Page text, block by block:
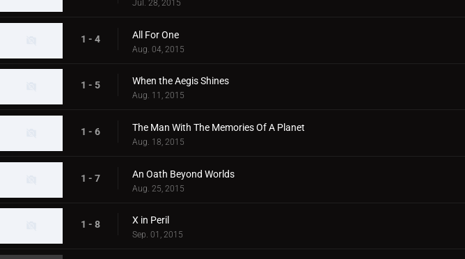
Jul. 28, 2015
1 - 4 All For One
Aug. 04, 2015
1 - 5 When the Aegis Shines
Aug. 11, 2015
1 - 6 The Man With The Memories Of A Planet
Aug. 18, 2015
1 - 7 An Oath Beyond Worlds
Aug. 25, 2015
1 - 8 X in Peril
Sep. 01, 2015